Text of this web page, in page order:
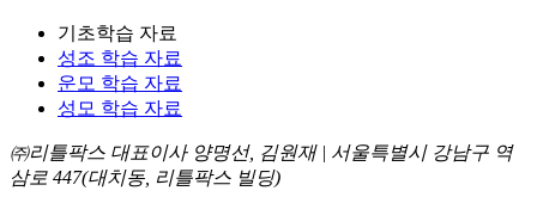
기초학습 자료
성조 학습 자료
운모 학습 자료
성모 학습 자료
㈜리틀팍스 대표이사 양명선, 김원재 | 서울특별시 강남구 역
삼로 447(대치동, 리틀팍스 빌딩)